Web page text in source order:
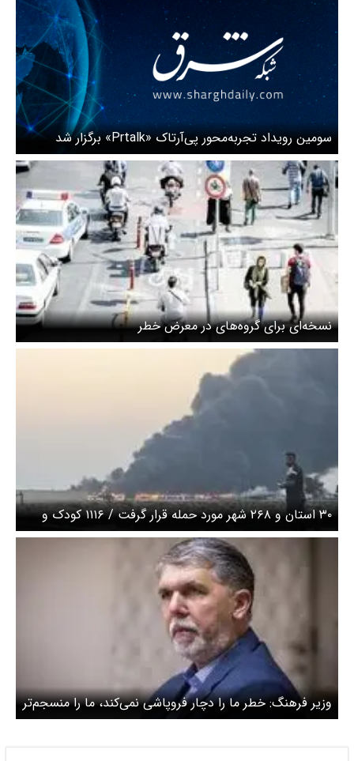
سومین رویداد تجربه‌محور پی‌آرتاک «Prtalk» برگزار شد
نسخه‌ای برای گروه‌های در معرض خطر
۳۰ استان و ۲۶۸ شهر مورد حمله قرار گرفت / ۱۱۱۶ کودک و
نوجوان مصدوم شد
وزیر فرهنگ: خطر ما را دچار فروپاشی نمی‌کند، ما را منسجم‌تر
می‌کند / تشدید اقدامات دشمن خشم جامعه ایرانی را